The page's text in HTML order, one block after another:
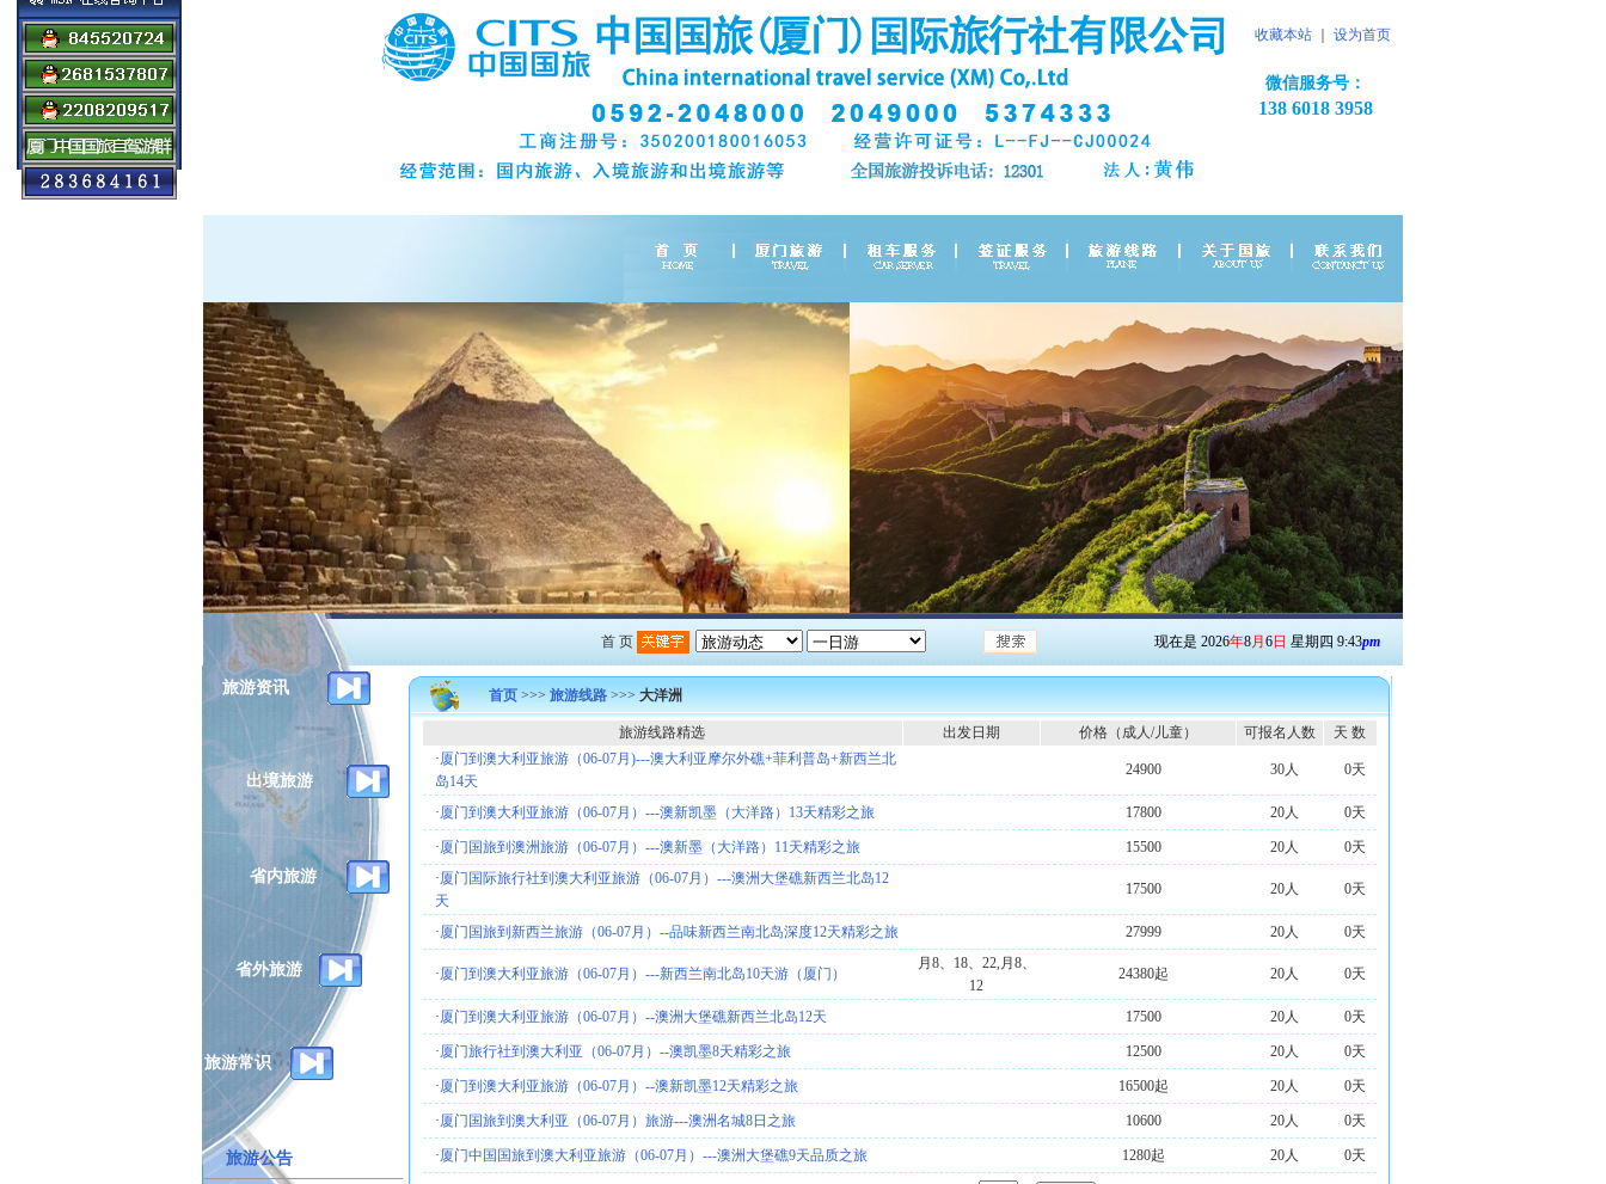
收藏本站 设为首页
微信服务号：
138 6018 3958
首 页 现在是 2026年8月 6日 星期四 9:43pm
旅游资讯
出境旅游
省内旅游
省外旅游
旅游常识
旅游公告
首页>>> 旅游线路>>> 大洋洲
旅游线路精选 出发日期 价格（成人/儿童） 可报名人数
天 数
·厦门到澳大利亚旅游（06-07月)---澳大利亚摩尔外礁+菲利普岛+新西兰北
岛14天
24900 30人 0天
·厦门到澳大利亚旅游（06-07月）---澳新凯墨（大洋路）13天精彩之旅 17800 20人 0天
·厦门国旅到澳洲旅游（06-07月）---澳新墨（大洋路）11天精彩之旅 15500 20人
0天
·厦门国际旅行社到澳大利亚旅游（06-07月）---澳洲大堡礁新西兰北岛12
天
17500 20人 0天
·厦门国旅到新西兰旅游（06-07月）--品味新西兰南北岛深度12天精彩之旅 27999 20人 0天
·厦门到澳大利亚旅游（06-07月）---新西兰南北岛10天游（厦门）
月8、18、22,月8、
12
24380起 20人 0天
·厦门到澳大利亚旅游（06-07月）--澳洲大堡礁新西兰北岛12天 17500 20人 0天
·厦门旅行社到澳大利亚（06-07月）--澳凯墨8天精彩之旅 12500 20人 0天
·厦门到澳大利亚旅游（06-07月）--澳新凯墨12天精彩之旅 16500起 20人 0天
·厦门国旅到澳大利亚（06-07月）旅游---澳洲名城8日之旅 10600 20人 0天
·厦门中国国旅到澳大利亚旅游（06-07月）---澳洲大堡礁9天品质之旅 1280起 20人 0天